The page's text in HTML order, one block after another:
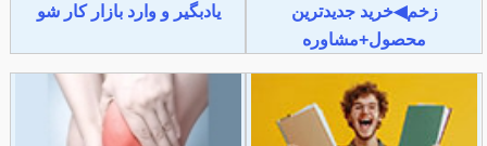
زخم◀خرید جدیدترین
محصول+مشاوره
یادبگیر و وارد بازار کار شو